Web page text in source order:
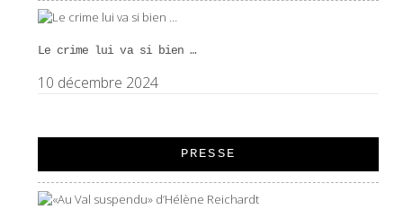
Le crime lui va si bien …
10 décembre 2024
PRESSE